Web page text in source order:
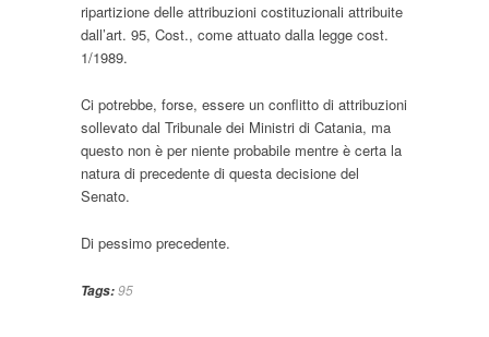
ripartizione delle attribuzioni costituzionali attribuite
dall’art. 95, Cost., come attuato dalla legge cost.
1/1989.
Ci potrebbe, forse, essere un conflitto di attribuzioni
sollevato dal Tribunale dei Ministri di Catania, ma
questo non è per niente probabile mentre è certa la
natura di precedente di questa decisione del
Senato.
Di pessimo precedente.
Tags:95